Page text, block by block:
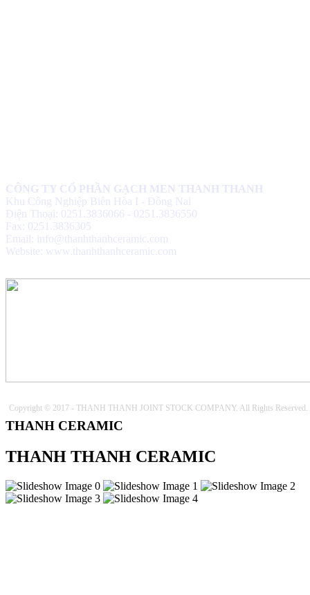
CÔNG TY CỔ PHẦN GẠCH MEN THANH THANH
Khu Công Nghiệp Biên Hòa I - Đồng Nai
Điện Thoại: 0251.3836066 - 0251.3836550
Fax: 0251.3836305
Email: info@thanhthanhceramic.com
Website: www.thanhthanhceramic.com
Copyright © 2017 - THANH THANH JOINT STOCK COMPANY. All Rights Reserved.
THANH CERAMIC
THANH THANH CERAMIC